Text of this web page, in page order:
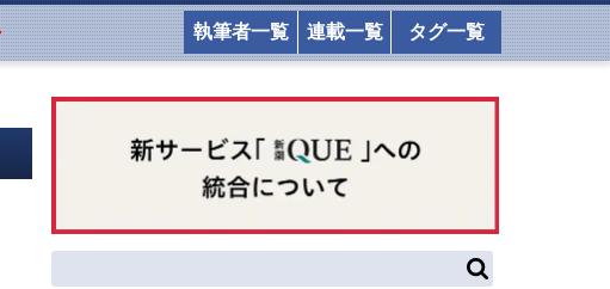
執筆者一覧 連載一覧 タグ一覧